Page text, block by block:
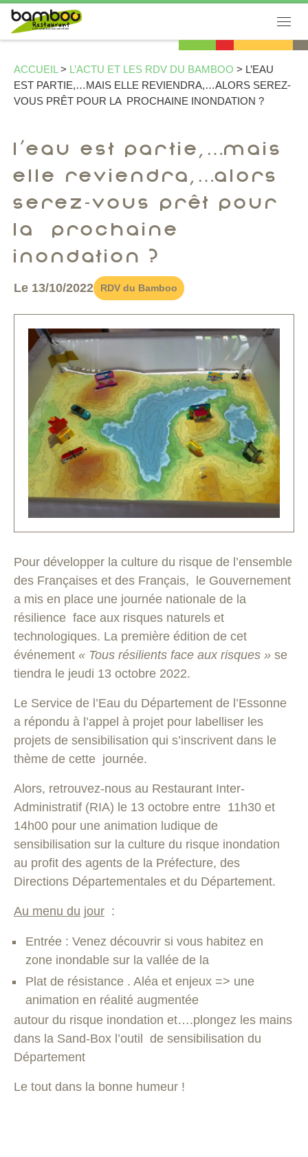
Passer au contenu
ACCUEIL > L’ACTU ET LES RDV DU BAMBOO > L’EAU
EST PARTIE,…MAIS ELLE REVIENDRA,…ALORS SEREZ-
VOUS PRÊT POUR LA PROCHAINE INONDATION ?
L’eau est partie,…mais
elle reviendra,…alors
serez-vous prêt pour
la prochaine
inondation ?
Le 13/10/2022 RDV du Bamboo
Pour développer la culture du risque de l’ensemble
des Françaises et des Français, le Gouvernement
a mis en place une journée nationale de la
résilience face aux risques naturels et
technologiques. La première édition de cet
événement « Tous résilients face aux risques » se
tiendra le jeudi 13 octobre 2022.
Le Service de l’Eau du Département de l’Essonne
a répondu à l’appel à projet pour labelliser les
projets de sensibilisation qui s’inscrivent dans le
thème de cette journée.
Alors, retrouvez-nous au Restaurant Inter-
Administratif (RIA) le 13 octobre entre 11h30 et
14h00 pour une animation ludique de
sensibilisation sur la culture du risque inondation
au profit des agents de la Préfecture, des
Directions Départementales et du Département.
Au menu du jour :
Entrée : Venez découvrir si vous habitez en
zone inondable sur la vallée de la
Plat de résistance . Aléa et enjeux => une
animation en réalité augmentée
autour du risque inondation et….plongez les mains
dans la Sand-Box l’outil de sensibilisation du
Département
Le tout dans la bonne humeur !